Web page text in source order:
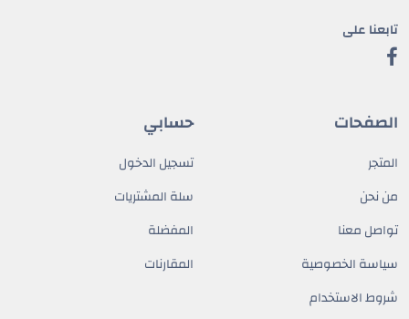
تابعنا على
الصفحات
المتجر
من نحن
تواصل معنا
سياسة الخصوصية
شروط الاستخدام
حسابي
تسجيل الدخول
سلة المشتريات
المفضلة
المقارنات